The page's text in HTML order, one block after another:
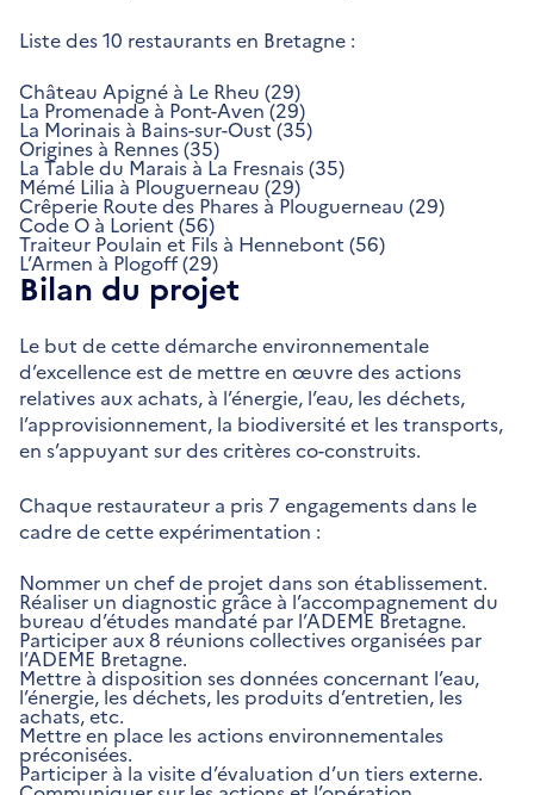
Liste des 10 restaurants en Bretagne :
Château Apigné à Le Rheu (29)
La Promenade à Pont-Aven (29)
La Morinais à Bains-sur-Oust (35)
Origines à Rennes (35)
La Table du Marais à La Fresnais (35)
Mémé Lilia à Plouguerneau (29)
Crêperie Route des Phares à Plouguerneau (29)
Code O à Lorient (56)
Traiteur Poulain et Fils à Hennebont (56)
L’Armen à Plogoff (29)
Bilan du projet
Le but de cette démarche environnementale
d’excellence est de mettre en œuvre des actions
relatives aux achats, à l’énergie, l’eau, les déchets,
l’approvisionnement, la biodiversité et les transports,
en s’appuyant sur des critères co-construits.
Chaque restaurateur a pris 7 engagements dans le
cadre de cette expérimentation :
Nommer un chef de projet dans son établissement.
Réaliser un diagnostic grâce à l’accompagnement du
bureau d’études mandaté par l’ADEME Bretagne.
Participer aux 8 réunions collectives organisées par
l’ADEME Bretagne.
Mettre à disposition ses données concernant l’eau,
l’énergie, les déchets, les produits d’entretien, les
achats, etc.
Mettre en place les actions environnementales
préconisées.
Participer à la visite d’évaluation d’un tiers externe.